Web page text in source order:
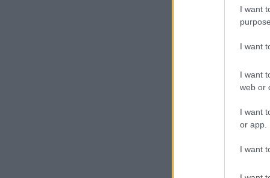
I want
I want
I want
web or
I want
or app.
I want